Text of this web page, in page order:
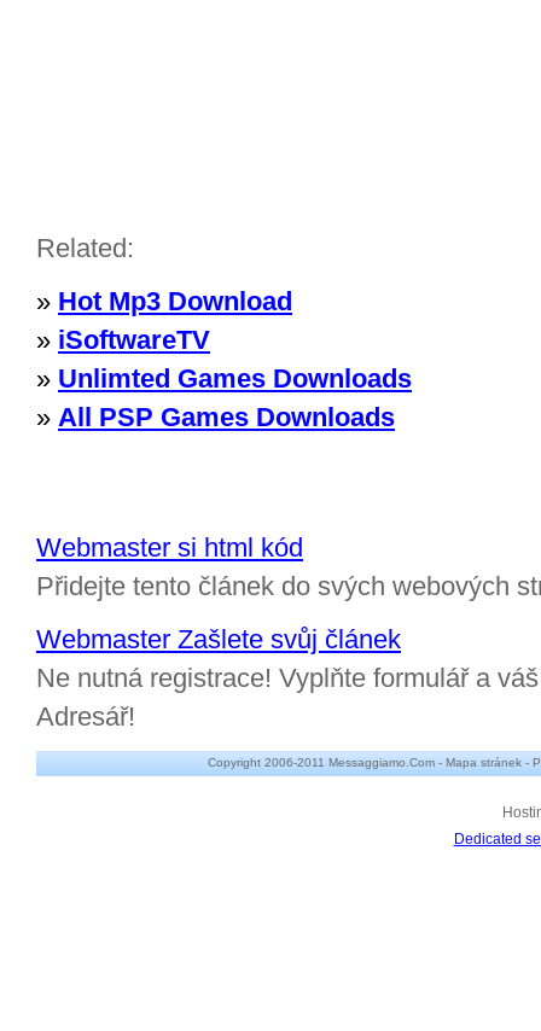
Related:
» Hot Mp3 Download
» iSoftwareTV
» Unlimted Games Downloads
» All PSP Games Downloads
Webmaster si html kód
Přidejte tento článek do svých webových
Webmaster Zašlete svůj článek
Ne nutná registrace! Vyplňte formulář a
Adresář!
Copyright 2006-2011 Messaggiamo.Com - Mapa stránek -
Dedicated